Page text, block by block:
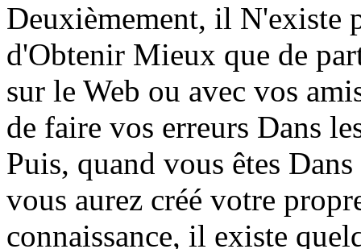
Deuxièmement, il N'existe
d'Obtenir Mieux que de
sur le Web ou avec vos
de faire vos erreurs Dans
Puis, quand vous êtes
vous aurez créé votre
connaissance, il existe